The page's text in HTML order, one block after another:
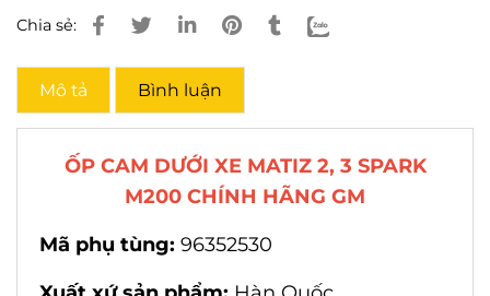
Chia sẻ:
Mô tả Bình luận
ỐP CAM DƯỚI XE MATIZ 2, 3 SPARK
M200 CHÍNH HÃNG GM
Mã phụ tùng: 96352530